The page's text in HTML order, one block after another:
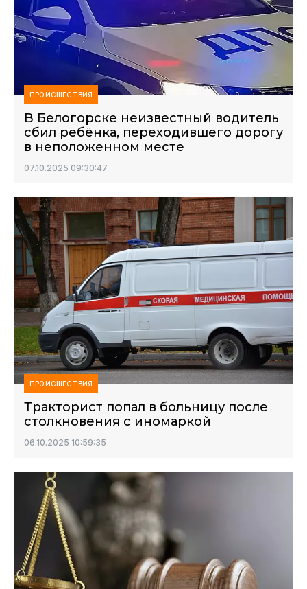
ПРОИСШЕСТВИЯ
В Белогорске неизвестный водитель
сбил ребёнка, переходившего дорогу
в неположенном месте
07.10.2025 09:30:47
ПРОИСШЕСТВИЯ
Тракторист попал в больницу после
столкновения с иномаркой
06.10.2025 10:59:35